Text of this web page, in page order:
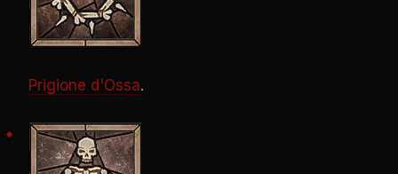
Prigione d'Ossa.